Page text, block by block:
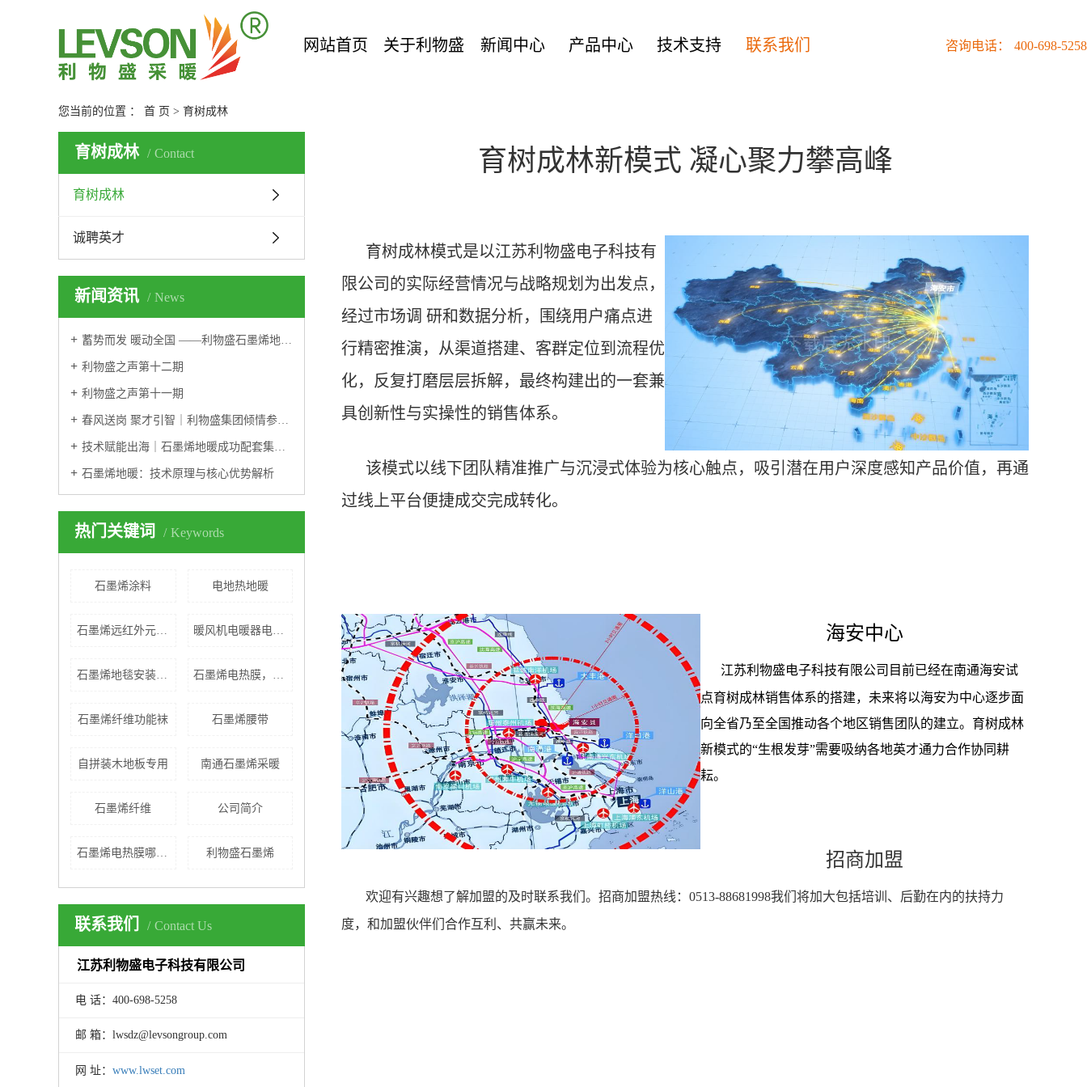
网站首页 关于利物盛 新闻中心 产品中心 技术支持 联系我们 咨询电话： 400-698-5258
您当前的位置 ： 首 页 > 育树成林
育树成林 Contact
育树成林
诚聘英才
新闻资讯 News
蓄势而发 暖动全国 ——利物盛石墨烯地暖经销商渠道再布局
利物盛之声第十二期
利物盛之声第十一期
春风送岗 聚才引智｜利物盛集团倾情参与2026年宝山区春季招聘会
技术赋能出海｜石墨烯地暖成功配套集成房屋，打通海外新基建“最后一公里”
石墨烯地暖：技术原理与核心优势解析
热门关键词 Keywords
石墨烯涂料 电地热地暖
石墨烯远红外元气屋 暖风机电暖器电暖气
石墨烯地毯安装哪家好 石墨烯电热膜，石墨烯采暖
石墨烯纤维功能袜 石墨烯腰带
自拼装木地板专用 南通石墨烯采暖
石墨烯纤维 公司简介
石墨烯电热膜哪家好 利物盛石墨烯
联系我们 Contact Us
江苏利物盛电子科技有限公司
电 话：400-698-5258
邮 箱：lwsdz@levsongroup.com
网 址： www.lwset.com
育树成林新模式 凝心聚力攀高峰
育树成林模式是以江苏利物盛电子科技有
限公司的实际经营情况与战略规划为出发点，
经过市场调 研和数据分析，围绕用户痛点进
行精密推演，从渠道搭建、客群定位到流程优
化，反复打磨层层拆解，最终构建出的一套兼
具创新性与实操性的销售体系。
该模式以线下团队精准推广与沉浸式体验为核心触点，吸引潜在用户深度感知产品价值，再通
过线上平台便捷成交完成转化。
海安中心
江苏利物盛电子科技有限公司目前已经在南通海安试
点育树成林销售体系的搭建，未来将以海安为中心逐步面
向全省乃至全国推动各个地区销售团队的建立。育树成林
新模式的“生根发芽”需要吸纳各地英才通力合作协同耕
耘。
招商加盟
欢迎有兴趣想了解加盟的及时联系我们。招商加盟热线：0513-88681998我们将加大包括培训、后勤在内的扶持力
度，和加盟伙伴们合作互利、共赢未来。